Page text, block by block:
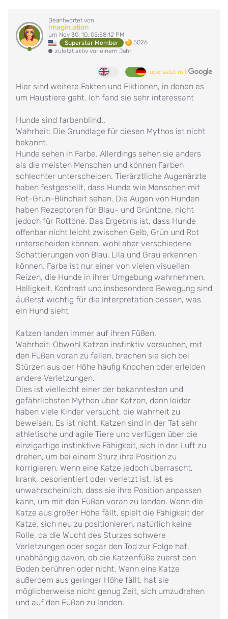
Beantwortet von
Imagin.ation
um Nov 30, 10, 05:58:12 PM
Superstar Member
5026
zuletzt aktiv vor einem Jahr
übersetzt mit
Hier sind weitere Fakten und Fiktionen, in denen es
um Haustiere geht. Ich fand sie sehr interessant
Hunde sind farbenblind..
Wahrheit: Die Grundlage für diesen Mythos ist nicht
bekannt.
Hunde sehen in Farbe. Allerdings sehen sie anders
als die meisten Menschen und können Farben
schlechter unterscheiden. Tierärztliche Augenärzte
haben festgestellt, dass Hunde wie Menschen mit
Rot-Grün-Blindheit sehen. Die Augen von Hunden
haben Rezeptoren für Blau- und Grüntöne, nicht
jedoch für Rottöne. Das Ergebnis ist, dass Hunde
offenbar nicht leicht zwischen Gelb, Grün und Rot
unterscheiden können, wohl aber verschiedene
Schattierungen von Blau, Lila und Grau erkennen
können. Farbe ist nur einer von vielen visuellen
Reizen, die Hunde in ihrer Umgebung wahrnehmen.
Helligkeit, Kontrast und insbesondere Bewegung sind
äußerst wichtig für die Interpretation dessen, was
ein Hund sieht
Katzen landen immer auf ihren Füßen.
Wahrheit: Obwohl Katzen instinktiv versuchen, mit
den Füßen voran zu fallen, brechen sie sich bei
Stürzen aus der Höhe häufig Knochen oder erleiden
andere Verletzungen.
Dies ist vielleicht einer der bekanntesten und
gefährlichsten Mythen über Katzen, denn leider
haben viele Kinder versucht, die Wahrheit zu
beweisen. Es ist nicht. Katzen sind in der Tat sehr
athletische und agile Tiere und verfügen über die
einzigartige instinktive Fähigkeit, sich in der Luft zu
drehen, um bei einem Sturz ihre Position zu
korrigieren. Wenn eine Katze jedoch überrascht,
krank, desorientiert oder verletzt ist, ist es
unwahrscheinlich, dass sie ihre Position anpassen
kann, um mit den Füßen voran zu landen. Wenn die
Katze aus großer Höhe fällt, spielt die Fähigkeit der
Katze, sich neu zu positionieren, natürlich keine
Rolle, da die Wucht des Sturzes schwere
Verletzungen oder sogar den Tod zur Folge hat,
unabhängig davon, ob die Katzenfüße zuerst den
Boden berühren oder nicht. Wenn eine Katze
außerdem aus geringer Höhe fällt, hat sie
möglicherweise nicht genug Zeit, sich umzudrehen
und auf den Füßen zu landen.